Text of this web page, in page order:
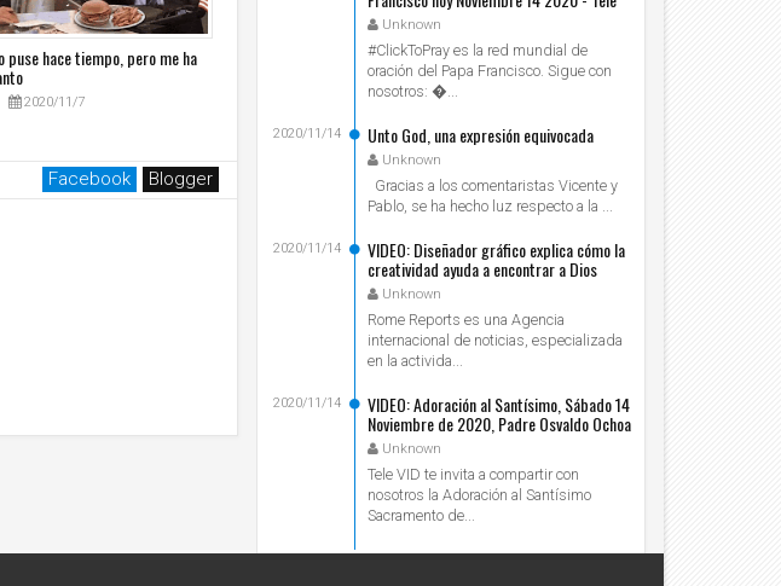
puse hace tiempo, pero me ha
2020/11/7
2020
El sistema MMP
Unknown
Facebook Blogger
VIDUnknown
#ClickToPray es la red mundial de
oración del Papa Francisco. Sigue con
nosotros: ...
Unto God, una expresión equivocada
Unknown
2020/11/14
Gracias a los comentaristas Vicente y
Pablo, se ha hecho luz respecto a la ...
VIDEO: Diseñador gráfico explica cómo la
creatividad ayuda a encontrar a Dios
Unknown
2020/11/14
Rome Reports es una Agencia
internacional de noticias, especializada
en la activida...
VIDEO: Adoración al Santísimo, Sábado 14
Noviembre de 2020, Padre Osvaldo Ochoa
- Tele VID
Unknown
2020/11/14
Tele VID te invita a compartir con
nosotros la Adoración al Santísimo
Sacramento de...